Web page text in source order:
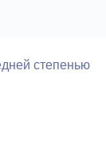
степенью